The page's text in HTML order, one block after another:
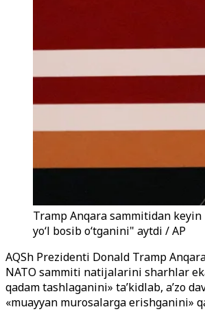
Tramp Anqara sammitidan
yo‘l bosib o‘tganini" aytdi / AP
AQSh Prezidenti Donald Tramp
NATO sammiti natijalarini sharhlar
qadam tashlaganini» ta’kidlab, a’zo
«muayyan murosalarga erishganini»